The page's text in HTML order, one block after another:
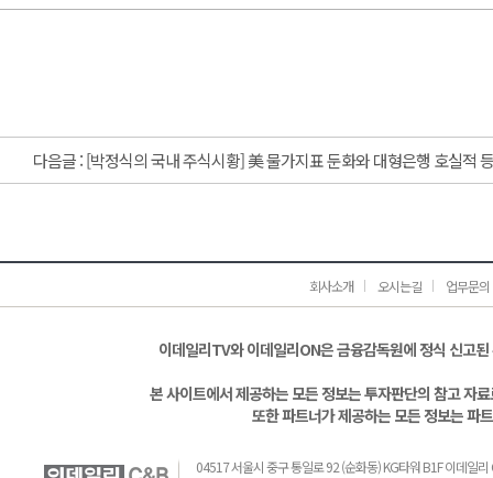
다음글 :[박정식의 국내 주식시황] 美 물가지표 둔화와 대형은행 호실적
회사소개 오시는길 업무문의
이데일리TV와 이데일리ON은 금융감독원에 정식 신고
본 사이트에서 제공하는 모든 정보는 투자판단의 참고 자
또한 파트너가 제공하는 모든 정보는 파
04517 서울시 중구 통일로 92 (순화동) KG타워 B1F 이데일